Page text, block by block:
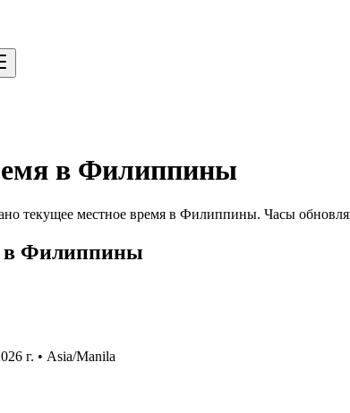
в Филиппины
текущее местное время в Филиппины. Часы
в Филиппины
г. • Asia/Manila